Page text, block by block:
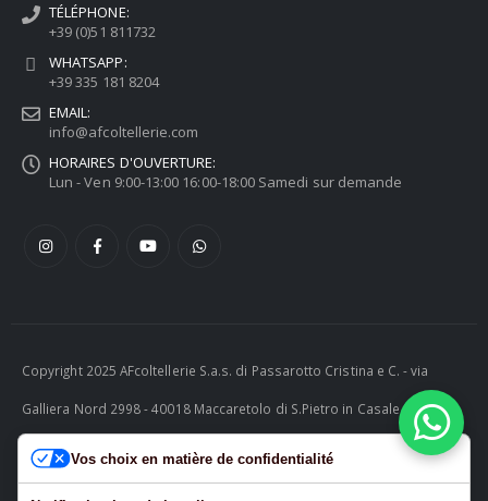
TÉLÉPHONE:
+39 (0)51 811732
WHATSAPP:
+39 335 181 8204
EMAIL:
info@afcoltellerie.com
HORAIRES D'OUVERTURE:
Lun - Ven 9:00-13:00 16:00-18:00 Samedi sur demande
Copyright 2025 AFcoltellerie S.a.s. di Passarotto Cristina e C. - via
Galliera Nord 2998 - 40018 Maccaretolo di S.Pietro in Casale (BO) -
ITALY P.I. 04230081202 | tel. +39 051 811732 | e-mail:
info@afcoltellerie.com -- Powered by Cosmobile Srl
Vos choix en matière de confidentialité